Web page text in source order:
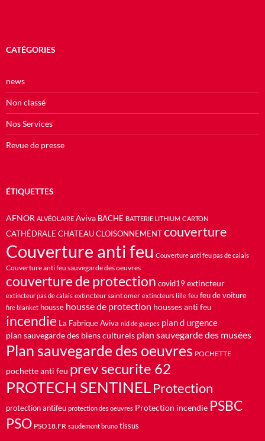
CATÉGORIES
news
Non classé
Nos Services
Revue de presse
ÉTIQUETTES
AFNOR ALVÉOLAIRE Aviva BACHE BATTERIE LITHIUM CARTON
CATHÉDRALE CHATEAU CLOISONNEMENT couverture
Couverture anti feu Couverture anti feu pas de calais
Couverture anti feu sauvegarde des oeuvres
couverture de protection covid19 extincteur
extincteur pas de calais extincteur saint omer extincteurs lille feu feu de voiture
fire blanket housse housse de protection housses anti feu
incendie La Fabrique Aviva nid de guepes plan d urgence
plan sauvegarde des biens culturels plan sauvegarde des musées
Plan sauvegarde des oeuvres POCHETTE
pochette anti feu prev securite 62
PROTECH SENTINELProtection
protection antifeu protection des oeuvres Protection incendie PSBC
PSO PSO18.FR saudemont bruno tissus